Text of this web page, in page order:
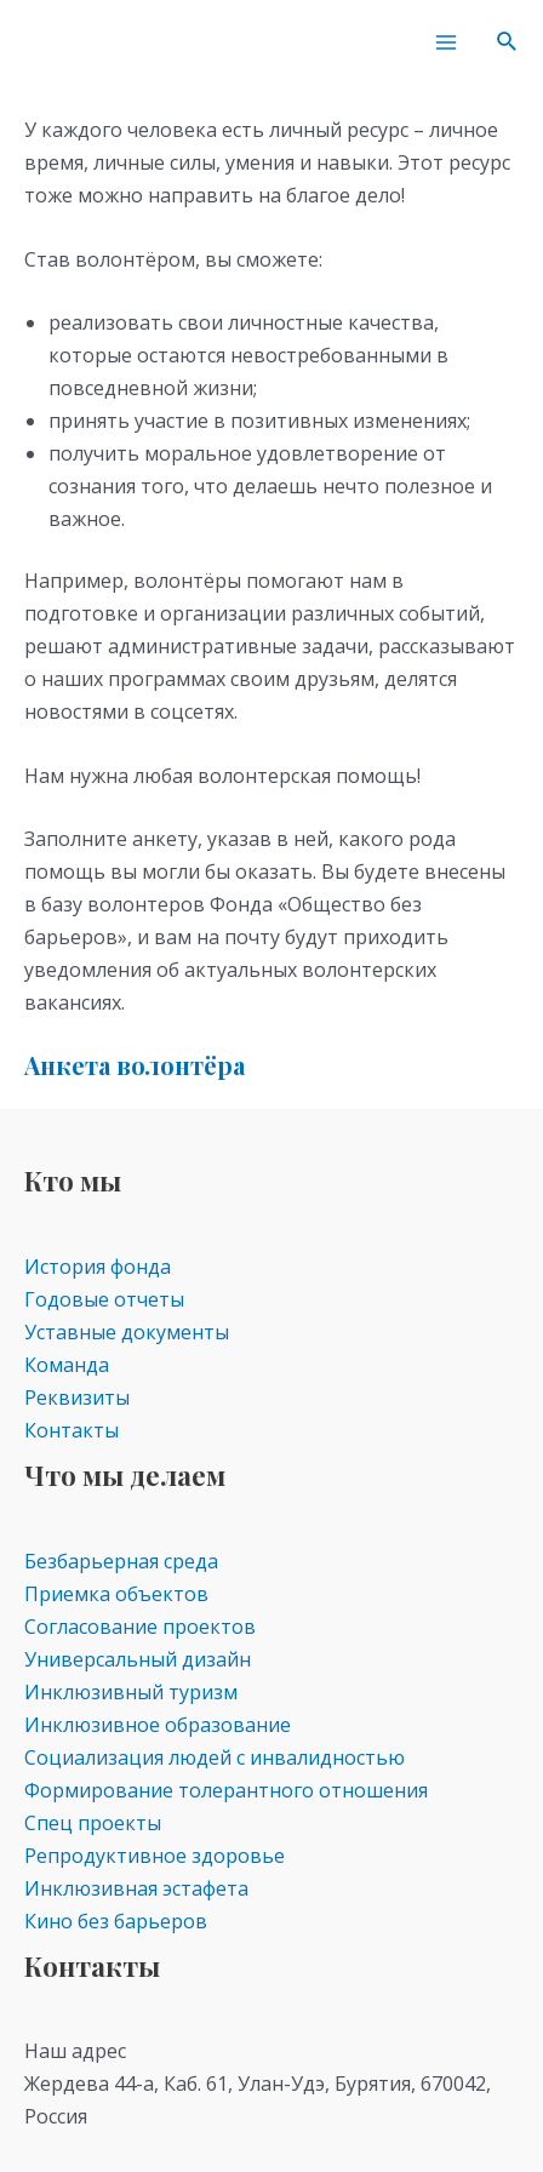
Main
У каждого человека есть личный ресурс – личное
время, личные силы, умения и навыки. Этот ресурс
тоже можно направить на благое дело!
Став волонтёром, вы сможете:
реализовать свои личностные качества,
которые остаются невостребованными в
повседневной жизни;
принять участие в позитивных изменениях;
получить моральное удовлетворение от
сознания того, что делаешь нечто полезное и
важное.
Например, волонтёры помогают нам в
подготовке и организации различных событий,
решают административные задачи, рассказывают
о наших программах своим друзьям, делятся
новостями в соцсетях.
Нам нужна любая волонтерская помощь!
Заполните анкету, указав в ней, какого рода
помощь вы могли бы оказать. Вы будете внесены
в базу волонтеров Фонда «Общество без
барьеров», и вам на почту будут приходить
уведомления об актуальных волонтерских
вакансиях.
Анкета волонтёра
Кто мы
История фонда
Годовые отчеты
Уставные документы
Команда
Реквизиты
Контакты
Что мы делаем
Безбарьерная среда
Приемка объектов
Согласование проектов
Универсальный дизайн
Инклюзивный туризм
Инклюзивное образование
Социализация людей с инвалидностью
Формирование толерантного отношения
Спец проекты
Репродуктивное здоровье
Инклюзивная эстафета
Кино без барьеров
Контакты
Наш адрес
Жердева 44-а, Каб. 61, Улан-Удэ, Бурятия, 670042,
Россия